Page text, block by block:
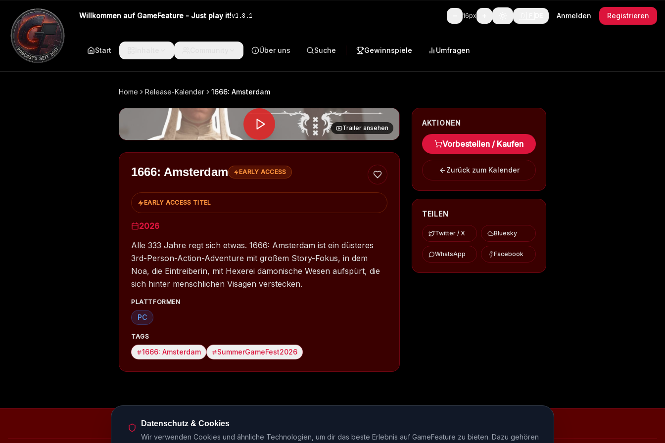
Willkommen auf GameFeature - Just play it!v1.8.1 16px Anmelden Registrieren
Start Über uns Suche Gewinnspiele Umfragen
Home Release-Kalender 1666: Amsterdam
Trailer ansehen
1666: Amsterdam EARLY ACCESS
EARLY ACCESS TITEL
2026
Alle 333 Jahre regt sich etwas. 1666: Amsterdam ist ein düsteres
3rd-Person-Action-Adventure mit großem Story-Fokus, in dem
Noa, die Eintreiberin, mit Hexerei dämonische Wesen aufspürt, die
sich hinter menschlichen Visagen verstecken.
PLATTFORMEN
PC
TAGS
1666: Amsterdam SummerGameFest2026
AKTIONEN
Vorbestellen / Kaufen
Zurück zum Kalender
TEILEN
Twitter / X Bluesky
WhatsApp Facebook
Episodenbibliothek Release-Kalender
Datenschutz & Cookies
Wir verwenden Cookies und ähnliche Technologien, um dir das beste Erlebnis auf GameFeature zu bieten. Dazu gehören